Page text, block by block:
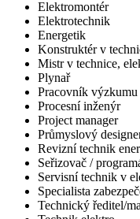
Elektromontér
Elektrotechnik
Energetik
Konstruktér v
Mistr v technice,
Plynař
Pracovník
Procesní inženýr
Project manager
Průmyslový
Revizní technik
Seřizovač /
Servisní technik v
Specialista
Technický ředitel/